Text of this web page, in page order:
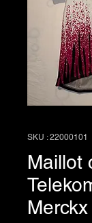
SKU : 22000101
Maillot
Merckx